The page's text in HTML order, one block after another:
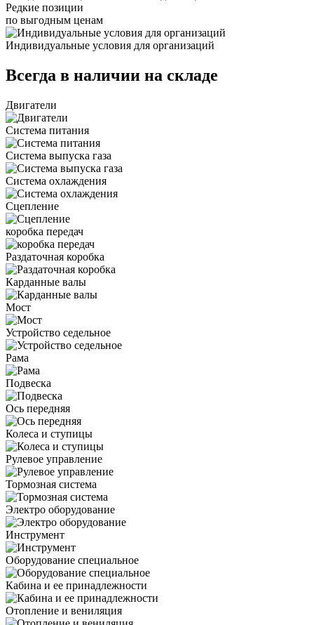
Редкие позиции
по выгодным ценам
Индивидуальные условия для организаций
Всегда в наличии на складе
Двигатели
Система питания
Система выпуска газа
Система охлаждения
Сцепление
коробка передач
Раздаточная коробка
Карданные валы
Мост
Устройство седельное
Рама
Подвеска
Ось передняя
Колеса и ступицы
Рулевое управление
Тормозная система
Электро оборудование
Инструмент
Оборудование специальное
Кабина и ее принадлежности
Отопление и вениляция